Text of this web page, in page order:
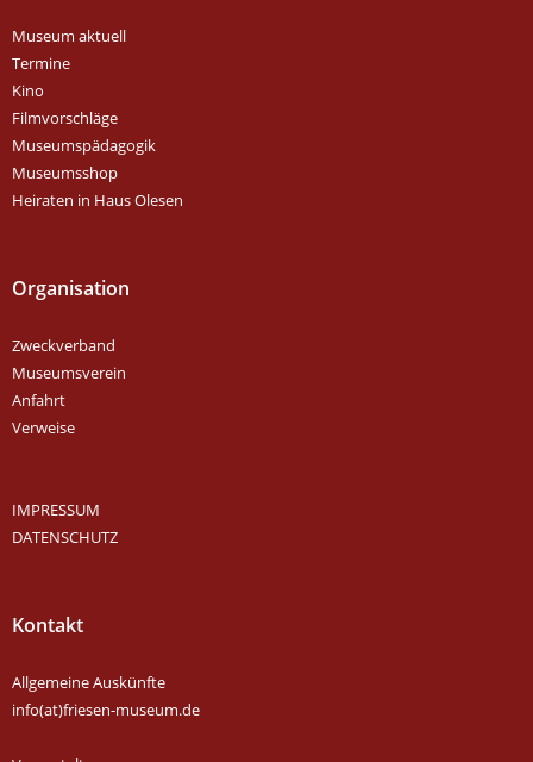
Museum aktuell
Termine
Kino
Filmvorschläge
Museumspädagogik
Museumsshop
Heiraten in Haus Olesen
Organisation
Zweckverband
Museumsverein
Anfahrt
Verweise
IMPRESSUM
DATENSCHUTZ
Kontakt
Allgemeine Auskünfte
info(at)friesen-museum.de